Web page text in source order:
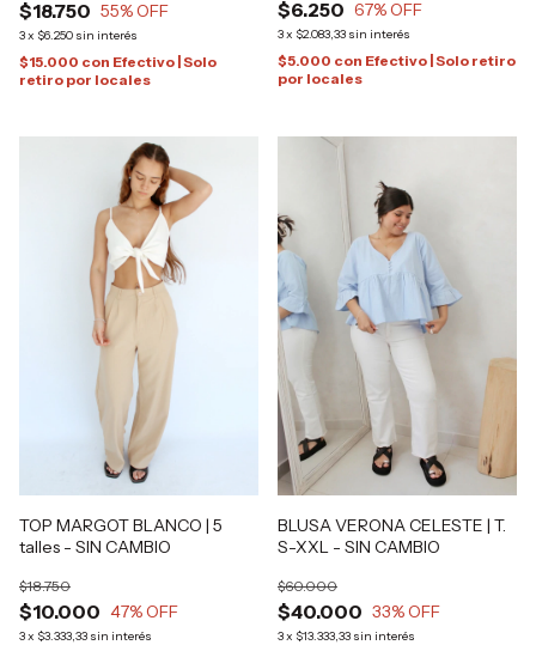
$18.750 55% OFF
3x $6.250 sin interés
$15.000 con Efectivo | Solo
retiro por locales
$6.250 67% OFF
3x $2.083,33 sin interés
$5.000 con Efectivo | Solo retiro
por locales
TOP MARGOT BLANCO | 5
talles - SIN CAMBIO
$10.000
$18.750
47% OFF
3x $3.333,33 sin interés
BLUSA VERONA CELESTE | T.
S-XXL - SIN CAMBIO
$40.000
$60.000
33% OFF
3x $13.333,33 sin interés